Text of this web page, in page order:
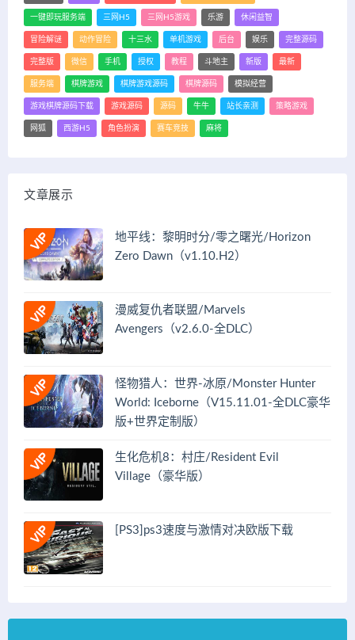
一键即玩服务端 三网H5 三网H5游戏 乐游 休闲益智
冒险解谜 动作冒险 十三水 单机游戏 后台 娱乐 完整源码
完整版 微信 手机 授权 教程 斗地主 新版 最新
服务端 棋牌游戏 棋牌游戏源码 棋牌源码 模拟经营
游戏棋牌源码下载 游戏源码 源码 牛牛 站长亲测 策略游戏
网狐 西游H5 角色扮演 赛车竞技 麻将
文章展示
地平线：黎明时分/零之曙光/Horizon
Zero Dawn（v1.10.H2）
漫威复仇者联盟/Marvels
Avengers（v2.6.0-全DLC）
怪物猎人：世界-冰原/Monster Hunter
World: Iceborne（V15.11.01-全DLC豪华
版+世界定制版）
生化危机8：村庄/Resident Evil
Village（豪华版）
[PS3]ps3速度与激情对决欧版下载